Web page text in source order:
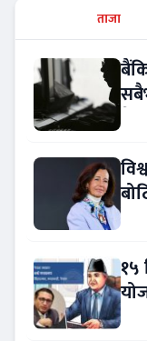
ताजा
१५